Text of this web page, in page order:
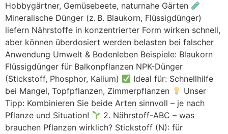
Hobbygärtner, Gemüsebeete, naturnahe Gärten
Mineralische Dünger (z. B. Blaukorn, Flüssigdünger)
liefern Nährstoffe in konzentrierter Form wirken schnell,
aber können überdosiert werden belasten bei falscher
Anwendung Umwelt & Bodenleben Beispiele: Blaukorn
Flüssigdünger für Balkonpflanzen NPK-Dünger
(Stickstoff, Phosphor, Kalium)
Ideal für: Schnellhilfe
bei Mangel, Topfpflanzen, Zimmerpflanzen
Unser
Tipp: Kombinieren Sie beide Arten sinnvoll – je nach
Pflanze und Situation!
2. Nährstoff-ABC – was
brauchen Pflanzen wirklich? Stickstoff (N): für